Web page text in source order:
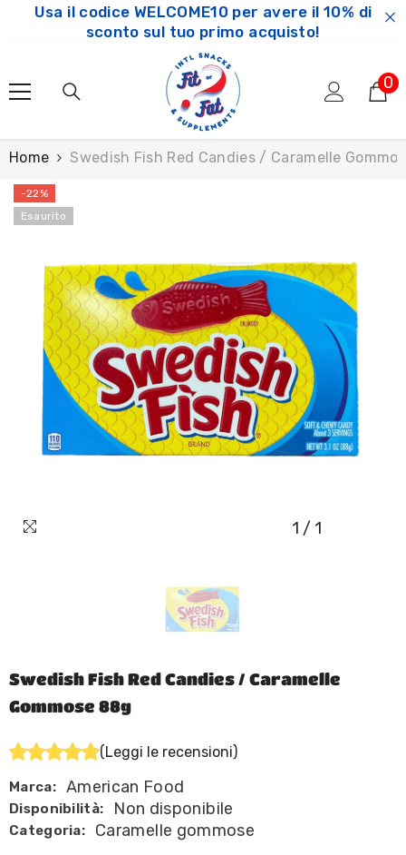
SKIP TO CONTENT
Usa il codice WELCOME10 per avere il 10% di
sconto sul tuo primo acquisto!
00
Home Swedish Fish Red Candies / Caramelle
-22%
Esaurito
1 / 1
Swedish Fish Red Candies / Caramelle
Gommose 88g
(Leggi le recensioni)
Marca: American Food
Disponibilità: Non disponibile
Categoria: Caramelle gommose